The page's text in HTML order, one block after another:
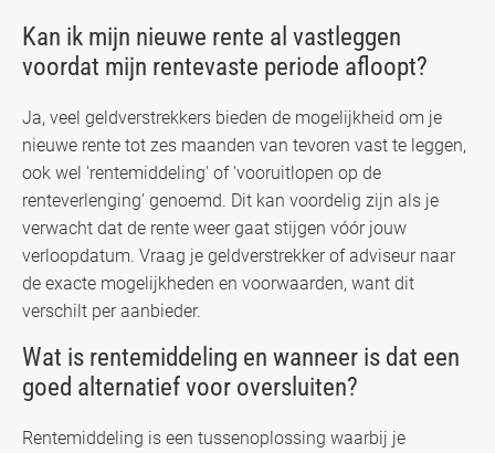
Kan ik mijn nieuwe rente al vastleggen
voordat mijn rentevaste periode afloopt?
Ja, veel geldverstrekkers bieden de mogelijkheid om je
nieuwe rente tot zes maanden van tevoren vast te leggen,
ook wel 'rentemiddeling' of 'vooruitlopen op de
renteverlenging' genoemd. Dit kan voordelig zijn als je
verwacht dat de rente weer gaat stijgen vóór jouw
verloopdatum. Vraag je geldverstrekker of adviseur naar
de exacte mogelijkheden en voorwaarden, want dit
verschilt per aanbieder.
Wat is rentemiddeling en wanneer is dat een
goed alternatief voor oversluiten?
Rentemiddeling is een tussenoplossing waarbij je